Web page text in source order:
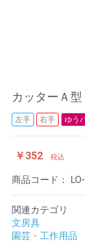
カッターＡ型
左手 右手 ゆう
￥352 税込
商品コード：
関連カテゴリ
文房具
園芸・工作用品